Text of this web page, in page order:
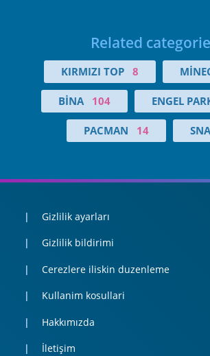
Related
KIRMIZI TOP 8
BINA 104 ENGEL
PACMAN 14
Gizlilik ayarları
Gizlilik bildirimi
Cerezlere iliskin duzenleme
Kullanim kosullari
Hakkımızda
İletişim